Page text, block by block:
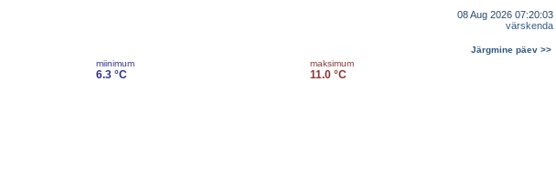
08 Aug 2026 07:20:03
värskenda
Järgmine päev >>
miinimum
6.3 °C
maksimum
11.0 °C